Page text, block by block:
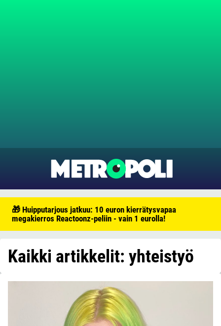
🎁 Huipputarjous jatkuu: 10 euron kierrätysvapaa
megakierros Reactoonz-peliin - vain 1 eurolla!
Kaikki artikkelit: yhteistyö